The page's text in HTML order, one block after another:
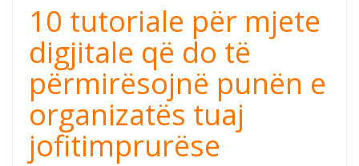
10 tutoriale për mjete
digjitale që do të
përmirësojnë punën e
organizatës tuaj
jofitimprurëse